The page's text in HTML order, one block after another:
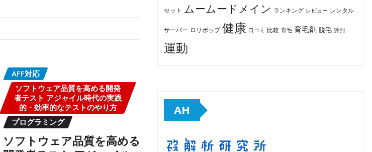
AFF対応
ソフトウェア品質を高める開発
者テスト アジャイル時代の実践
的・効率的なテストのやり方
プログラミング
ソフトウェア品質を高める
セット ムームードメイン ランキング レビュー レンタル
サーバー ロリポップ 健康 口コミ 比較 育毛 育毛剤 脱毛 評判
運動
AH